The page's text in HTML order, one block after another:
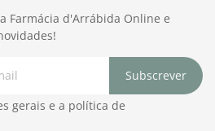
Farmácia d'Arrábida Online e
Subscrever
gerais e a política de